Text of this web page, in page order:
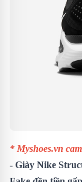
* Myshoes.vn
- Giày Nike